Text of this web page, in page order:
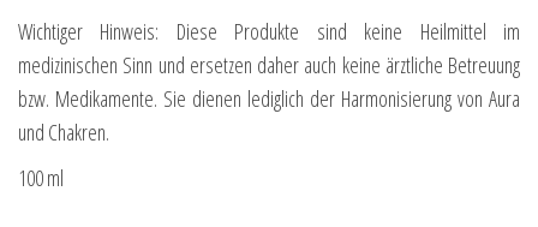
Wichtiger Hinweis: Diese Produkte sind keine Heilmittel im
medizinischen Sinn und ersetzen daher auch keine ärztliche Betreuung
bzw. Medikamente. Sie dienen lediglich der Harmonisierung von Aura
und Chakren.
100 ml